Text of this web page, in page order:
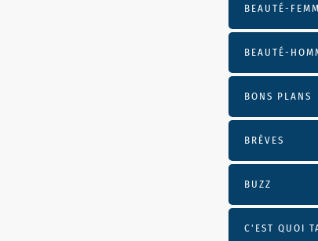
BEAUTÉ-
BEAUTÉ-
BONS PLANS
BRÈVES
BUZZ
C'EST QUOI